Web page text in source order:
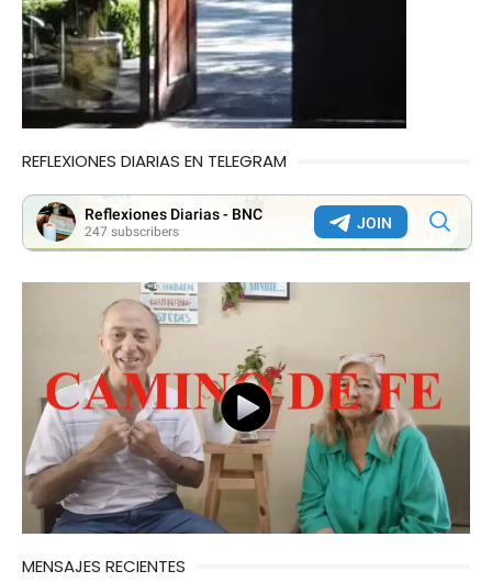
REFLEXIONES DIARIAS EN TELEGRAM
MENSAJES RECIENTES